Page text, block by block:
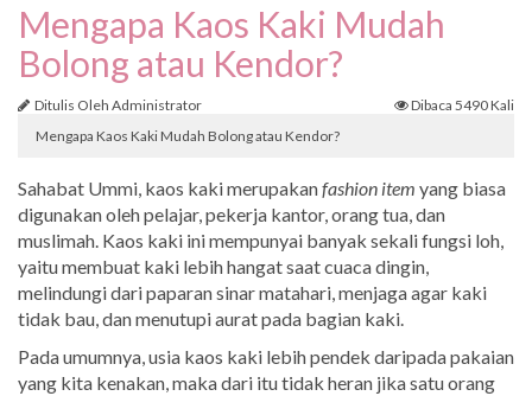
Mengapa Kaos Kaki Mudah
Bolong atau Kendor?
Ditulis Oleh Administrator
Dibaca 5490 Kali
Mengapa Kaos Kaki Mudah Bolong atau Kendor?
Sahabat Ummi, kaos kaki merupakanfashion item yang biasa
digunakan oleh pelajar, pekerja kantor, orang tua, dan
muslimah. Kaos kaki ini mempunyai banyak sekali fungsi loh,
yaitu membuat kaki lebih hangat saat cuaca dingin,
melindungi dari paparan sinar matahari, menjaga agar kaki
tidak bau, dan menutupi aurat pada bagian kaki.
Pada umumnya, usia kaos kaki lebih pendek daripada pakaian
yang kita kenakan, maka dari itu tidak heran jika satu orang